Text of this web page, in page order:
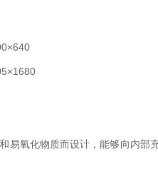
易氧化物质而设计，能够向内